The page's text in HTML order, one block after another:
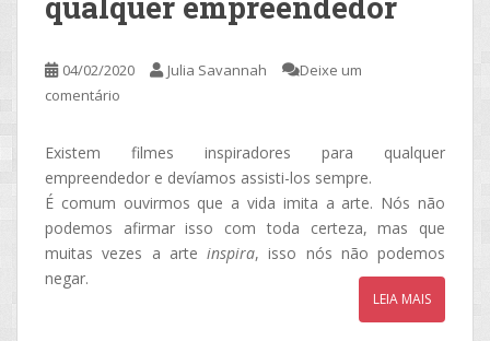
04/02/2020 Julia Savannah
Deixe um
comentário
Existem filmes inspiradores para qualquer
empreendedor e devíamos assisti-los sempre.
É comum ouvirmos que a vida imita a arte. Nós não
podemos afirmar isso com toda certeza, mas que
muitas vezes a arte inspira, isso nós não podemos
negar.
LEIA MAIS